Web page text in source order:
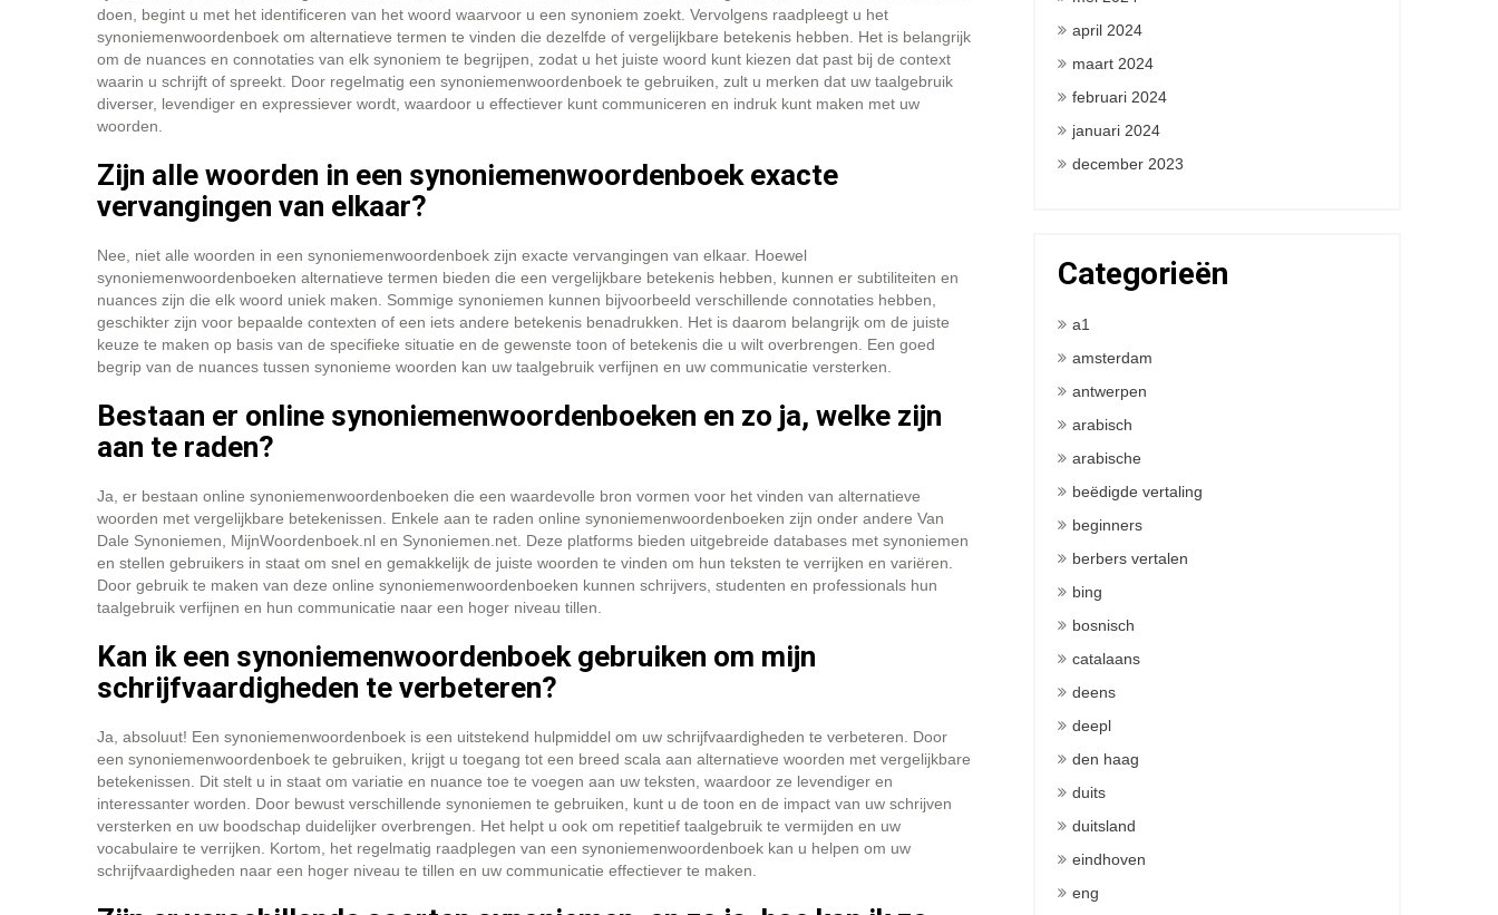
doen, begint u met het identificeren van het woord waarvoor u een synoniem zoekt. Vervolgens raadpleegt u het
synoniemenwoordenboek om alternatieve termen te vinden die dezelfde of vergelijkbare betekenis hebben. Het is belangrijk
om de nuances en connotaties van elk synoniem te begrijpen, zodat u het juiste woord kunt kiezen dat past bij de context
waarin u schrijft of spreekt. Door regelmatig een synoniemenwoordenboek te gebruiken, zult u merken dat uw taalgebruik
diverser, levendiger en expressiever wordt, waardoor u effectiever kunt communiceren en indruk kunt maken met uw
woorden.
Zijn alle woorden in een synoniemenwoordenboek exacte
vervangingen van elkaar?
Nee, niet alle woorden in een synoniemenwoordenboek zijn exacte vervangingen van elkaar. Hoewel
synoniemenwoordenboeken alternatieve termen bieden die een vergelijkbare betekenis hebben, kunnen er subtiliteiten en
nuances zijn die elk woord uniek maken. Sommige synoniemen kunnen bijvoorbeeld verschillende connotaties hebben,
geschikter zijn voor bepaalde contexten of een iets andere betekenis benadrukken. Het is daarom belangrijk om de juiste
keuze te maken op basis van de specifieke situatie en de gewenste toon of betekenis die u wilt overbrengen. Een goed
begrip van de nuances tussen synonieme woorden kan uw taalgebruik verfijnen en uw communicatie versterken.
Bestaan er online synoniemenwoordenboeken en zo ja, welke zijn
aan te raden?
Ja, er bestaan online synoniemenwoordenboeken die een waardevolle bron vormen voor het vinden van alternatieve
woorden met vergelijkbare betekenissen. Enkele aan te raden online synoniemenwoordenboeken zijn onder andere Van
Dale Synoniemen, MijnWoordenboek.nl en Synoniemen.net. Deze platforms bieden uitgebreide databases met synoniemen
en stellen gebruikers in staat om snel en gemakkelijk de juiste woorden te vinden om hun teksten te verrijken en variëren.
Door gebruik te maken van deze online synoniemenwoordenboeken kunnen schrijvers, studenten en professionals hun
taalgebruik verfijnen en hun communicatie naar een hoger niveau tillen.
Kan ik een synoniemenwoordenboek gebruiken om mijn
schrijfvaardigheden te verbeteren?
Ja, absoluut! Een synoniemenwoordenboek is een uitstekend hulpmiddel om uw schrijfvaardigheden te verbeteren. Door
een synoniemenwoordenboek te gebruiken, krijgt u toegang tot een breed scala aan alternatieve woorden met vergelijkbare
betekenissen. Dit stelt u in staat om variatie en nuance toe te voegen aan uw teksten, waardoor ze levendiger en
interessanter worden. Door bewust verschillende synoniemen te gebruiken, kunt u de toon en de impact van uw schrijven
versterken en uw boodschap duidelijker overbrengen. Het helpt u ook om repetitief taalgebruik te vermijden en uw
vocabulaire te verrijken. Kortom, het regelmatig raadplegen van een synoniemenwoordenboek kan u helpen om uw
schrijfvaardigheden naar een hoger niveau te tillen en uw communicatie effectiever te maken.
april 2024
maart 2024
februari 2024
januari 2024
december 2023
Categorieën
a1
amsterdam
antwerpen
arabisch
arabische
beëdigde vertaling
beginners
berbers vertalen
bing
bosnisch
catalaans
deens
deepl
den haag
duits
duitsland
eindhoven
eng